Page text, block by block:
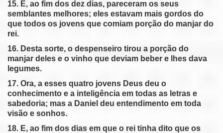
15. E, ao fim dos dez dias, pareceram os seus
semblantes melhores; eles estavam mais gordos do
que todos os jovens que comiam porção do manjar do
rei.
16. Desta sorte, o despenseiro tirou a porção do
manjar deles e o vinho que deviam beber e lhes dava
legumes.
17. Ora, a esses quatro jovens Deus deu o
conhecimento e a inteligência em todas as letras e
sabedoria; mas a Daniel deu entendimento em toda
visão e sonhos.
18. E, ao fim dos dias em que o rei tinha dito que os